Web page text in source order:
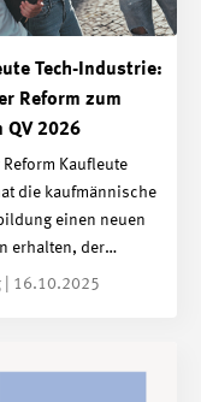
Tech-Industrie:
Reform zum
QV 2026
Reform Kaufleute
die kaufmännische
einen neuen
erhalten, der…
| 16.10.2025